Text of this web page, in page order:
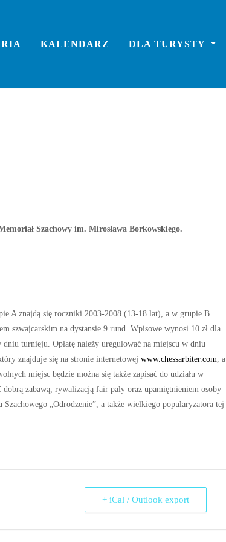
KALENDARZ DLA TURYSTY
Mirosława
Szachowy im. Mirosława Borkowskiego.
A znajdą się roczniki 2003-2008 (13-18 lat), a w grupie B
szwajcarskim na dystansie 9 rund. Wpisowe wynosi 10 zł dla
dniu turnieju. Opłatę należy uregulować na miejscu w dniu
znajduje się na stronie internetowej www.chessarbiter.com, a
miejsc będzie można się także zapisać do udziału w
zabawą, rywalizacją fair paly oraz upamiętnieniem osoby
„Odrodzenie”, a także wielkiego popularyzatora tej
+ iCal / Outlook export